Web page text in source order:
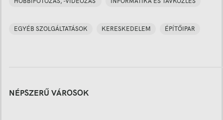
EGYÉB SZOLGÁLTATÁSOK KERESKEDELEM ÉPÍTŐIPAR
NÉPSZERŰ VÁROSOK